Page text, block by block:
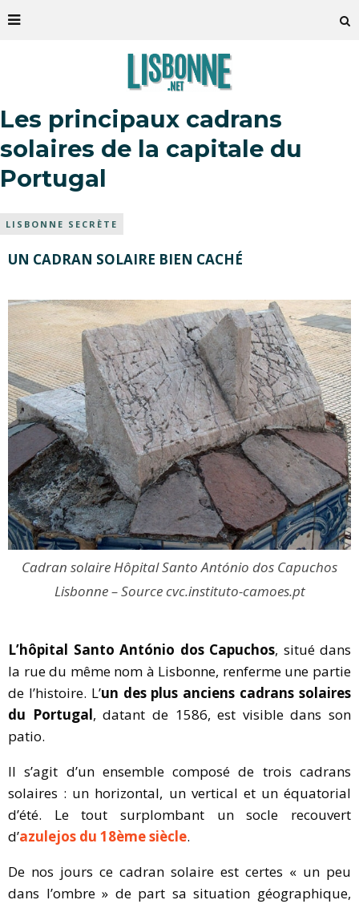
Les principaux cadrans
solaires de la capitale du
Portugal
LISBONNE SECRÈTE
UN CADRAN SOLAIRE BIEN CACHÉ
Cadran solaire Hôpital Santo António dos Capuchos
Lisbonne – Source cvc.instituto-camoes.pt
L’hôpital Santo António dos Capuchos, situé dans
la rue du même nom à Lisbonne, renferme une partie
de l’histoire. L’un des plus anciens cadrans solaires
du Portugal, datant de 1586, est visible dans son
patio.
Il s’agit d’un ensemble composé de trois cadrans
solaires : un horizontal, un vertical et un équatorial
d’été. Le tout surplombant un socle recouvert
d’azulejos du 18ème siècle.
De nos jours ce cadran solaire est certes « un peu
dans l’ombre » de part sa situation géographique,